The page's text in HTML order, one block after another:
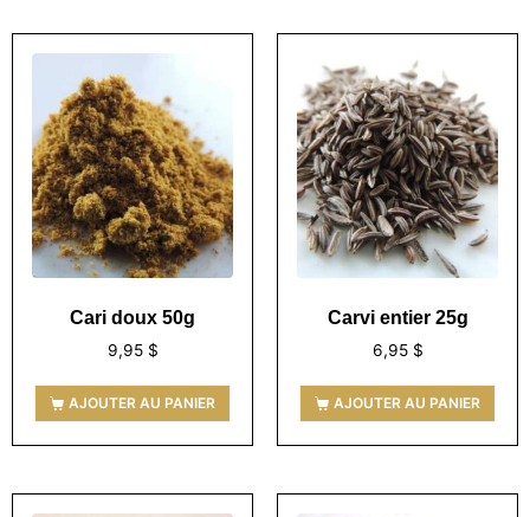
Cari doux 50g
9,95 $
AJOUTER AU PANIER
Carvi entier 25g
6,95 $
AJOUTER AU PANIER